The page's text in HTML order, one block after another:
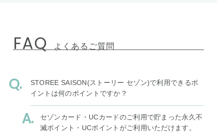
FAQ よくあるご質問
STOREE SAISON(ストーリー セゾン)で利用できるポ
イントは何のポイントですか？
セゾンカード・UCカードのご利用で貯まった永久不
滅ポイント・UCポイントがご利用いただけます。